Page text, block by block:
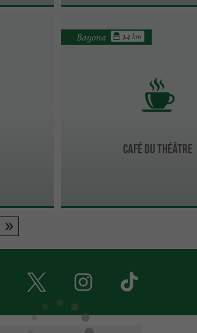
Café du Théâtre
Bayona 3.4 km